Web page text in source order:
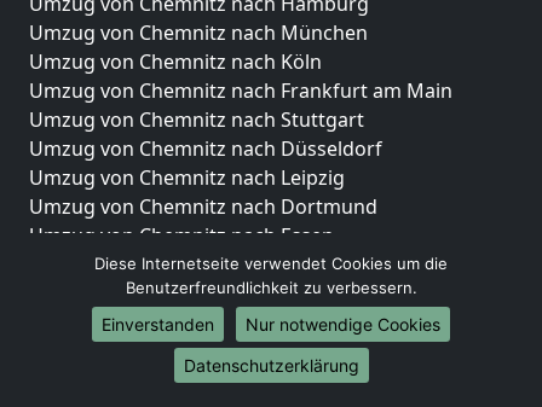
Umzug von Chemnitz nach München
Umzug von Chemnitz nach Köln
Umzug von Chemnitz nach Frankfurt am Main
Umzug von Chemnitz nach Stuttgart
Umzug von Chemnitz nach Düsseldorf
Umzug von Chemnitz nach Leipzig
Umzug von Chemnitz nach Dortmund
Umzug von Chemnitz nach Essen
Umzug von Chemnitz nach Bremen
Umzug von Chemnitz nach Dresden
Umzug von Chemnitz nach Hannover
Umzug von Chemnitz nach Nürnberg
Umzug von Chemnitz nach Duisburg
Diese Internetseite verwendet Cookies um die
Benutzerfreundlichkeit zu verbessern.
Einverstanden
Nur notwendige Cookies
Datenschutzerklärung